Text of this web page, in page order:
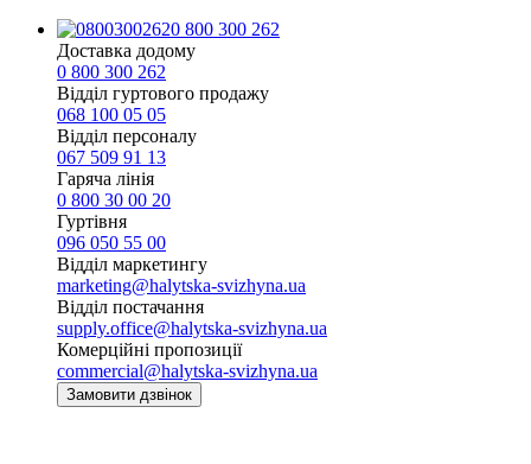
0 800 300 262
Доставка додому
0 800 300 262
Відділ гуртового продажу
068 100 05 05​
Відділ персоналу
067 509 91 13
Гаряча лінія
0 800 30 00 20
Гуртівня
096 050 55 00
Відділ маркетингу
marketing@halytska-svizhyna.ua
Відділ постачання
supply.office@halytska-svizhyna.ua
Комерційні пропозиції
commercial@halytska-svizhyna.ua
Замовити дзвінок